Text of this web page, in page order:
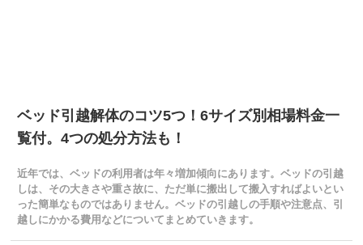
ベッド引越解体のコツ5つ！6サイズ別相場料金一
覧付。4つの処分方法も！
近年では、ベッドの利用者は年々増加傾向にあります。ベッドの引越
しは、その大きさや重さ故に、ただ単に搬出して搬入すればよいとい
った簡単なものではありません。ベッドの引越しの手順や注意点、引
越しにかかる費用などについてまとめていきます。